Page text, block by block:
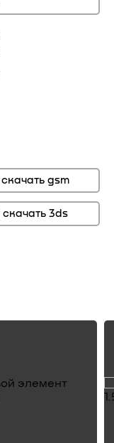
скачать gsm
скачать 3ds